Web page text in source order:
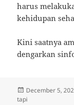
harus
kehidupan
Kini saatnya
dengarkan
Posted
on
December 5,
tapi